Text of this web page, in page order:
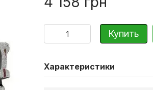
Купить
Характеристики